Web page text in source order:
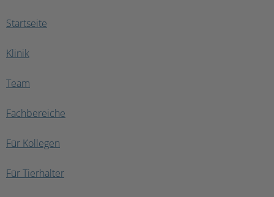
Startseite
Klinik
Team
Fachbereiche
Für Kollegen
Für Tierhalter